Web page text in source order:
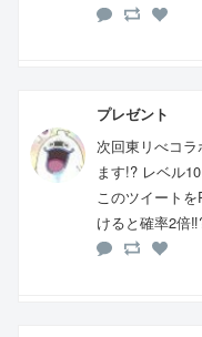
プレゼント
次回東リべコ
ます!? レベル
このツイート
けると確率2倍